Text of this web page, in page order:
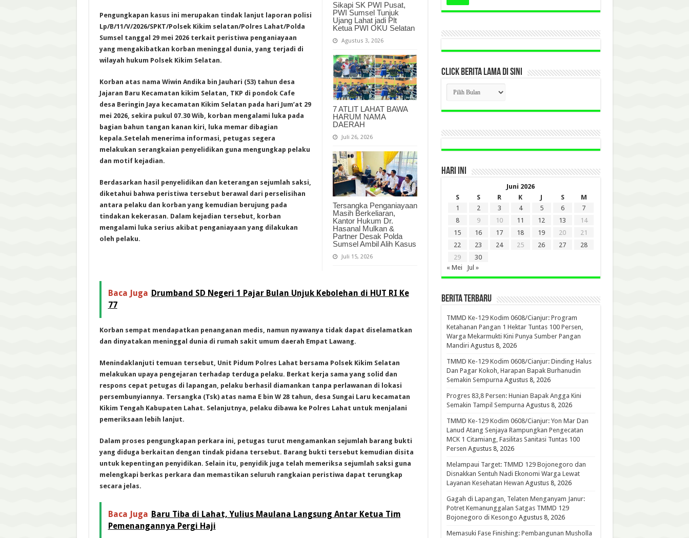
Sikapi SK PWI Pusat,
PWI Sumsel Tunjuk
Ujang Lahat jadi Plt
Ketua PWI OKU Selatan
Agustus 3, 2026
7 ATLIT LAHAT BAWA
HARUM NAMA
DAERAH
Juli 26, 2026
Tersangka Penganiayaan
Masih Berkeliaran,
Kantor Hukum Dr.
Hasanal Mulkan &
Partner Desak Polda
Sumsel Ambil Alih Kasus
Juli 15, 2026
Pengungkapan kasus ini merupakan tindak lanjut laporan polisi
Lp/B/11/V/2026/SPKT/Polsek Kikim selatan/Polres Lahat/Polda
Sumsel tanggal 29 mei 2026 terkait peristiwa penganiayaan
yang mengakibatkan korban meninggal dunia, yang terjadi di
wilayah hukum Polsek Kikim Selatan.
Korban atas nama Wiwin Andika bin Jauhari (53) tahun desa
Jajaran Baru Kecamatan kikim Selatan, TKP di pondok Cafe
desa Beringin Jaya kecamatan Kikim Selatan pada hari Jum’at 29
mei 2026, sekira pukul 07.30 Wib, korban mengalami luka pada
bagian bahun tangan kanan kiri, luka memar dibagian
kepala.Setelah menerima informasi, petugas segera
melakukan serangkaian penyelidikan guna mengungkap pelaku
dan motif kejadian.
Berdasarkan hasil penyelidikan dan keterangan sejumlah saksi,
diketahui bahwa peristiwa tersebut berawal dari perselisihan
antara pelaku dan korban yang kemudian berujung pada
tindakan kekerasan. Dalam kejadian tersebut, korban
mengalami luka serius akibat penganiayaan yang dilakukan
oleh pelaku.
Baca Juga Drumband SD Negeri 1 Pajar Bulan Unjuk Kebolehan di HUT RI Ke
77
Korban sempat mendapatkan penanganan medis, namun nyawanya tidak dapat diselamatkan
dan dinyatakan meninggal dunia di rumah sakit umum daerah Empat Lawang.
Menindaklanjuti temuan tersebut, Unit Pidum Polres Lahat bersama Polsek Kikim Selatan
melakukan upaya pengejaran terhadap terduga pelaku. Berkat kerja sama yang solid dan
respons cepat petugas di lapangan, pelaku berhasil diamankan tanpa perlawanan di lokasi
persembunyiannya. Tersangka (Tsk) atas nama E bin W 28 tahun, desa Sungai Laru kecamatan
Kikim Tengah Kabupaten Lahat. Selanjutnya, pelaku dibawa ke Polres Lahat untuk menjalani
pemeriksaan lebih lanjut.
Dalam proses pengungkapan perkara ini, petugas turut mengamankan sejumlah barang bukti
yang diduga berkaitan dengan tindak pidana tersebut. Barang bukti tersebut kemudian disita
untuk kepentingan penyidikan. Selain itu, penyidik juga telah memeriksa sejumlah saksi guna
melengkapi berkas perkara dan memastikan seluruh rangkaian peristiwa dapat terungkap
secara jelas.
Baca Juga Baru Tiba di Lahat, Yulius Maulana Langsung Antar Ketua Tim
Pemenangannya Pergi Haji
CLICK BERITA LAMA DI SINI
CLICK
BERITA
LAMA
DI
HARI INI
Juni 2026
S
S R K J S
M
1
2 3 4 5 6
7
8
9 10 11 12 13
14
15
16 17 18 19 20
21
22
23 24 25 26 27
28
29
30
« Mei
Jul »
BERITA TERBARU
TMMD Ke-129 Kodim 0608/Cianjur: Program
Ketahanan Pangan 1 Hektar Tuntas 100 Persen,
Warga Mekarmukti Kini Punya Sumber Pangan
Mandiri Agustus 8, 2026
TMMD Ke-129 Kodim 0608/Cianjur: Dinding Halus
Dan Pagar Kokoh, Harapan Bapak Burhanudin
Semakin Sempurna Agustus 8, 2026
Progres 83,8 Persen: Hunian Bapak Angga Kini
Semakin Tampil Sempurna Agustus 8, 2026
TMMD Ke-129 Kodim 0608/Cianjur: Yon Mar Dan
Lanud Atang Senjaya Rampungkan Pengecatan
MCK 1 Citamiang, Fasilitas Sanitasi Tuntas 100
Persen Agustus 8, 2026
Melampaui Target: TMMD 129 Bojonegoro dan
Disnakkan Sentuh Nadi Ekonomi Warga Lewat
Layanan Kesehatan Hewan Agustus 8, 2026
Gagah di Lapangan, Telaten Menganyam Janur:
Potret Kemanunggalan Satgas TMMD 129
Bojonegoro di Kesongo Agustus 8, 2026
Memasuki Fase Finishing: Pembangunan Musholla